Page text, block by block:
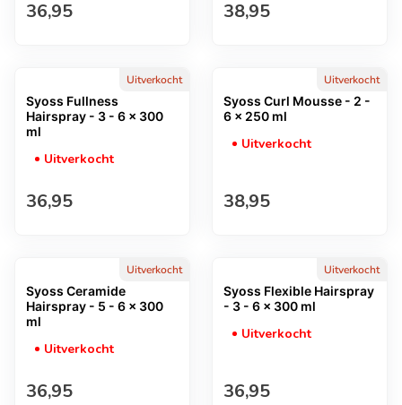
Normale prijs
36,95 Normale prijs
38,95
Uitverkocht
Syoss Fullness
Hairspray - 3 - 6 x 300
ml
Uitverkocht
Normale prijs
36,95
Uitverkocht
Syoss Curl Mousse - 2 -
6 x 250 ml
Uitverkocht
Normale prijs
38,95
Uitverkocht
Syoss Ceramide
Hairspray - 5 - 6 x 300
ml
Uitverkocht
Normale prijs
36,95
Uitverkocht
Syoss Flexible Hairspray
- 3 - 6 x 300 ml
Uitverkocht
Normale prijs
36,95